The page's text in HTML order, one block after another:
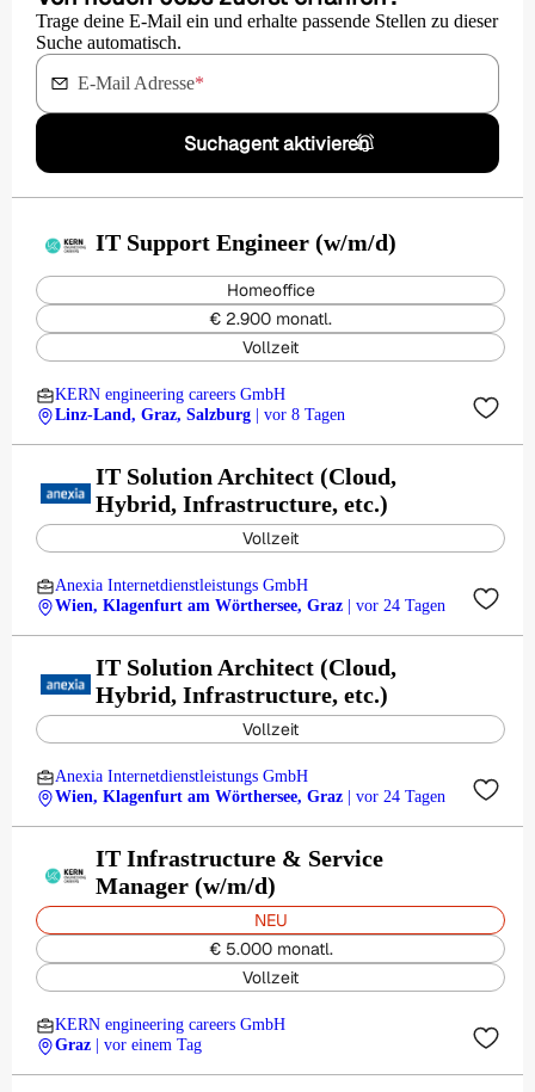
Trage deine E-Mail ein und erhalte passende Stellen zu dieser
Suche automatisch.
E-Mail Adresse*
Suchagent aktivieren
IT Support Engineer (w/m/d)
Homeoffice
€ 2.900 monatl.
Vollzeit
KERN engineering careers GmbH
Linz-Land, Graz, Salzburg
| vor 8 Tagen
IT Solution Architect (Cloud,
Hybrid, Infrastructure, etc.)
Vollzeit
Anexia Internetdienstleistungs GmbH
Wien, Klagenfurt am Wörthersee, Graz
| vor 24 Tagen
IT Solution Architect (Cloud,
Hybrid, Infrastructure, etc.)
Vollzeit
Anexia Internetdienstleistungs GmbH
Wien, Klagenfurt am Wörthersee, Graz
| vor 24 Tagen
IT Infrastructure & Service
Manager (w/m/d)
NEU
€ 5.000 monatl.
Vollzeit
KERN engineering careers GmbH
Graz
| vor einem Tag